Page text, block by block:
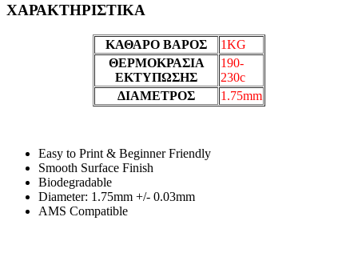
ΧΑΡΑΚΤΗΡΙΣΤΙΚΑ
ΚΑΘΑΡΟ ΒΑΡΟΣ
1KG
ΘΕΡΜΟΚΡΑΣΙΑ
ΕΚΤΥΠΩΣΗΣ
190-
230c
ΔΙΑΜΕΤΡΟΣ
1.75mm
Easy to Print & Beginner Friendly
Smooth Surface Finish
Biodegradable
Diameter: 1.75mm +/- 0.03mm
AMS Compatible